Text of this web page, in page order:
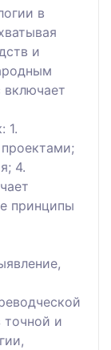
в
и
1.
4.
принципы
точной и